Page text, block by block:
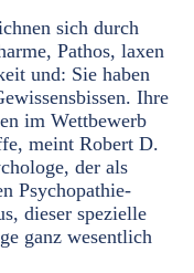
sich durch
Pathos, laxen
und: Sie haben
Ihre
im Wettbewerb
meint Robert D.
der als
Psychopathie-
dieser spezielle
ganz wesentlich